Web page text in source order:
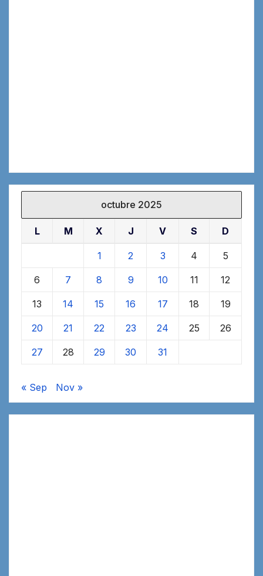
octubre 2025
L M X J V S D
1 2 3 4 5
6 7 8 9 10 11 12
13 14 15 16 17 18 19
20 21 22 23 24 25 26
27 28 29 30 31
« Sep Nov »